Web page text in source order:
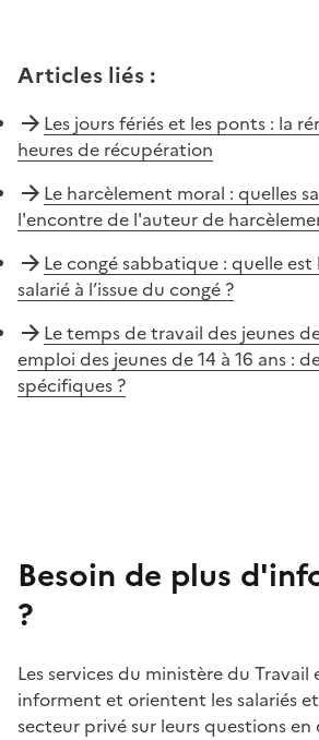
Articles liés :
Les jours fériés et les ponts : la
heures de récupération
Le harcèlement moral : quelles
l'encontre de l'auteur de
Le congé sabbatique : quelle
salarié à l’issue du congé ?
Le temps de travail des jeunes
emploi des jeunes de 14 à 16 ans :
spécifiques ?
Besoin de plus
?
Les services du ministère du Travail
informent et orientent les salariés
secteur privé sur leurs questions